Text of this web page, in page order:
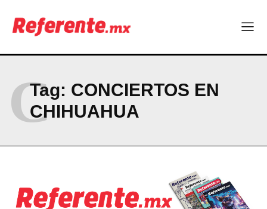
ABOUT
NEWSLETTER
Tag: CONCIERTOS EN
CHIHUAHUA
C